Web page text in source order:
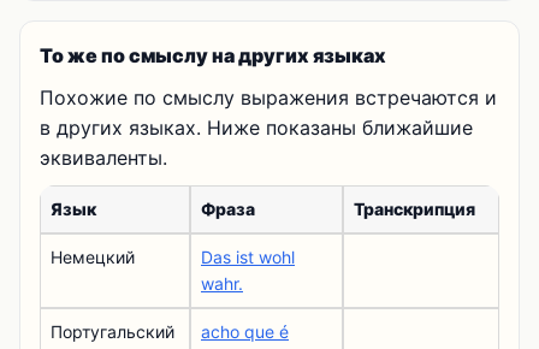
То же по смыслу на других языках
Похожие по смыслу выражения встречаются и
в других языках. Ниже показаны ближайшие
эквиваленты.
Язык Фраза Транскрипция
Немецкий
Das ist wohl
wahr.
Португальский
acho que é